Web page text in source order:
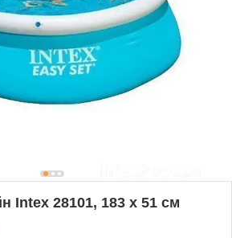
Intex 28101, 183 х 51 см